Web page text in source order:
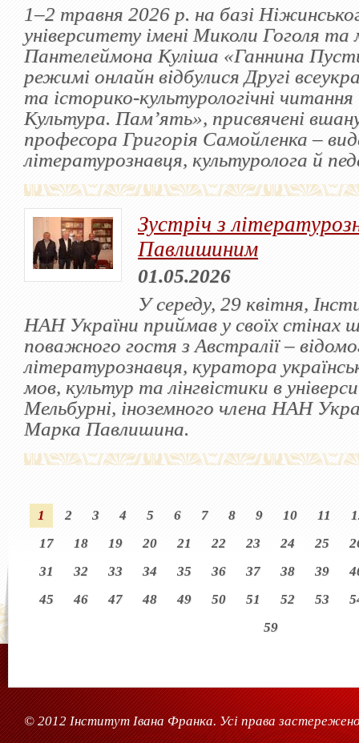
1–2 травня 2026 р. на базі
університету імені Миколи Гоголя та
Пантелеймона Куліша «Ганнина
режимі онлайн відбулися Другі
та історико-культурологічні
Культура. Пам’ять», присвячені
професора Григорія Самойленка –
літературознавця, культуролога й
Зустріч з
Павлишиним
01.05.2026
У середу, 29 квітня,
НАН України приймав у своїх стінах
поважного гостя з Австралії –
літературознавця, куратора
мов, культур та лінгвістики в
Мельбурні, іноземного члена НАН
Марка Павлишина.
1 2 3 4 5 6 7 8 9 10 11
17
18 19 20 21 22 23 24 25
31
32 33 34 35 36 37 38 39
45
46 47 48 49 50 51 52 53
59
© 2012 Інститут Івана Франка. Усі права